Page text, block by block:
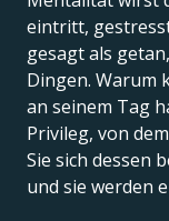
eintritt,
gesagt als
Dingen. Warum
an seinem Tag
Privileg, von
Sie sich dessen
und sie werden